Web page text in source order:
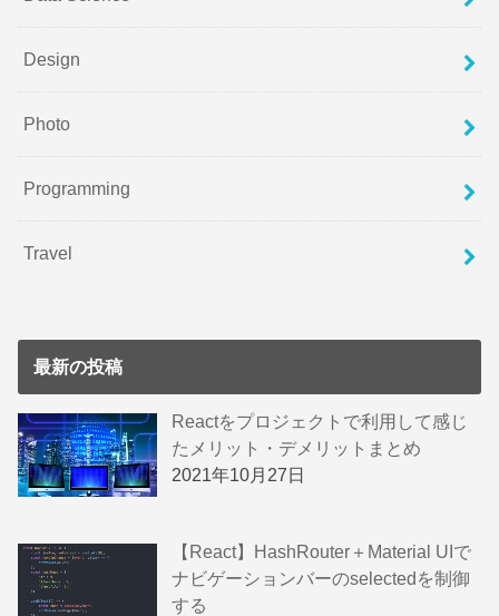
Design
Photo
Programming
Travel
最新の投稿
Reactをプロジェクトで利用して感じ
たメリット・デメリットまとめ
2021年10月27日
【React】HashRouter＋Material UIで
ナビゲーションバーのselectedを制御
する